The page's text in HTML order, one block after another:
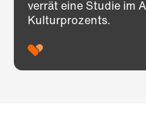
verrät eine Studie im
Kulturprozents.